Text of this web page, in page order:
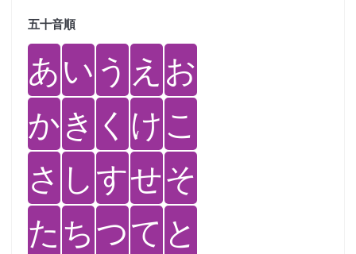
五十音順
あい う え お
かき く けこ
さ しすせそ
た ちつて と